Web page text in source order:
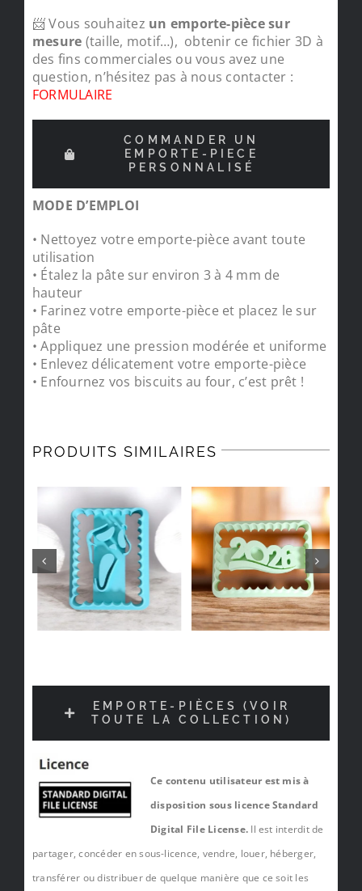
📨 Vous souhaitez un emporte-pièce sur
mesure (taille, motif…), obtenir ce fichier 3D à
des fins commerciales ou vous avez une
question, n’hésitez pas à nous contacter :
FORMULAIRE
COMMANDER UN
EMPORTE-PIECE
PERSONNALISÉ
MODE D’EMPLOI
• Nettoyez votre emporte-pièce avant toute
utilisation
• Étalez la pâte sur environ 3 à 4 mm de
hauteur
• Farinez votre emporte-pièce et placez le sur
pâte
• Appliquez une pression modérée et uniforme
• Enlevez délicatement votre emporte-pièce
• Enfournez vos biscuits au four, c’est prêt !
PRODUITS SIMILAIRES
EMPORTE-PIÈCES (VOIR
TOUTE LA COLLECTION)
Ce contenu utilisateur est mis à
disposition sous licence Standard
Digital File License. Il est interdit de
partager, concéder en sous-licence, vendre, louer, héberger,
transférer ou distribuer de quelque manière que ce soit les